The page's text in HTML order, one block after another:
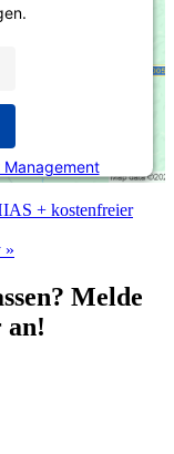
+ kostenfreier
»
Melde
an!